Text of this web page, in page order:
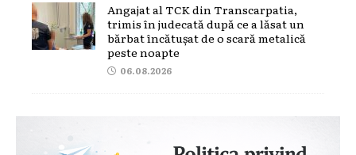
Angajat al TCK din Transcarpatia,
trimis în judecată după ce a lăsat un
bărbat încătușat de o scară metalică
peste noapte
06.08.2026